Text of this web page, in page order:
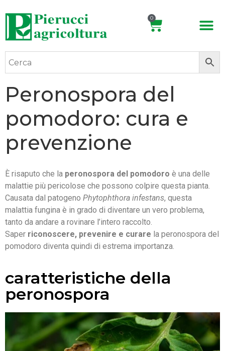
0
Peronospora del
pomodoro: cura e
prevenzione
È risaputo che la peronospora del pomodoro è una delle
malattie più pericolose che possono colpire questa pianta.
Causata dal patogeno Phytophthora infestans, questa
malattia fungina è in grado di diventare un vero problema,
tanto da andare a rovinare l’intero raccolto.
Saper riconoscere, prevenire e curare la peronospora del
pomodoro diventa quindi di estrema importanza.
caratteristiche della
peronospora